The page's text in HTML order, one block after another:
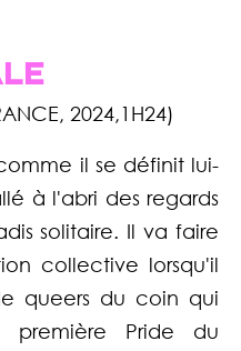
2024,1H24)
il se définit lui-
à l'abri des regards
solitaire. Il va faire
collective lorsqu'il
queers du coin qui
première Pride du